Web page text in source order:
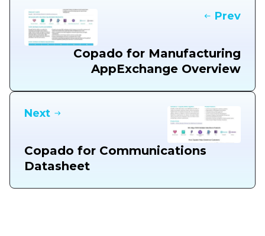
Prev
Copado for Manufacturing
AppExchange Overview
Next
Copado for Communications
Datasheet